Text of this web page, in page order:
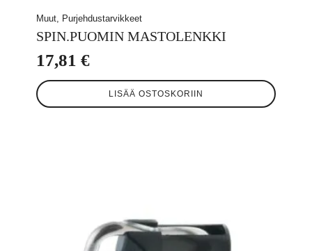
Muut, Purjehdustarvikkeet
SPIN.PUOMIN MASTOLENKKI
17,81 €
LISÄÄ OSTOSKORIIN